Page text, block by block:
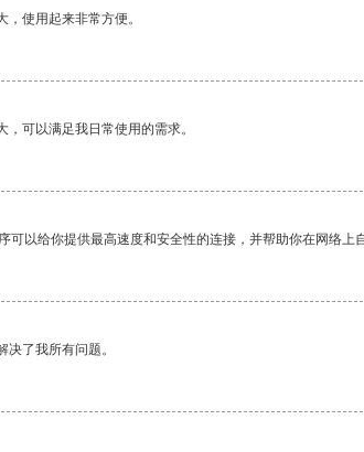
使用起来非常方便。
可以满足我日常使用的需求。
可以给你提供最高速度和安全性的连接，并帮助你在网络上
了我所有问题。